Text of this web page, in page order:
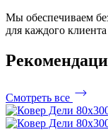
Мы обеспечиваем
для каждого клиента
Смотреть все